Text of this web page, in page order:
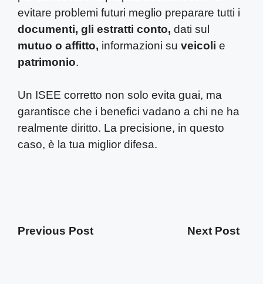
evitare problemi futuri meglio preparare tutti i
documenti, gli estratti conto, dati sul
mutuo o affitto, informazioni su veicoli e
patrimonio.
Un ISEE corretto non solo evita guai, ma
garantisce che i benefici vadano a chi ne ha
realmente diritto. La precisione, in questo
caso, è la tua miglior difesa.
Previous Post Next Post